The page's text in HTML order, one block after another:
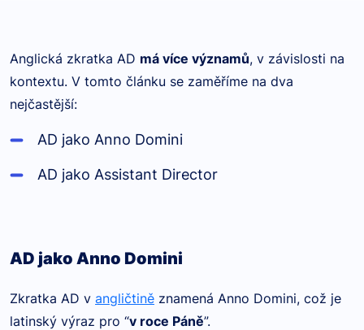
Anglická zkratka AD má více významů, v závislosti na
kontextu. V tomto článku se zaměříme na dva
nejčastější:
AD jako Anno Domini
AD jako Assistant Director
AD jako Anno Domini
Zkratka AD v angličtině znamená Anno Domini, což je
latinský výraz pro “v roce Páně”.